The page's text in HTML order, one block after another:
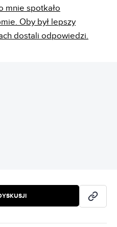
mnie spotkało
Oby był lepszy
dostali odpowiedzi.